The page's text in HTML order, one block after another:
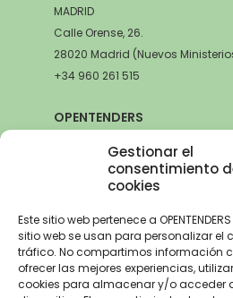
Gestionar el
consentimiento
cookies
Este sitio web pertenece a
sitio web se usan para personalizar el
tráfico. No compartimos información
ofrecer las mejores experiencias,
cookies para almacenar y/o acceder
MADRID
Calle Orense, 26.
28020 Madrid (Nuevos
+34 960 261 515
OPENTENDERS
Avda. de la Innovación, 6
41020 Sevilla